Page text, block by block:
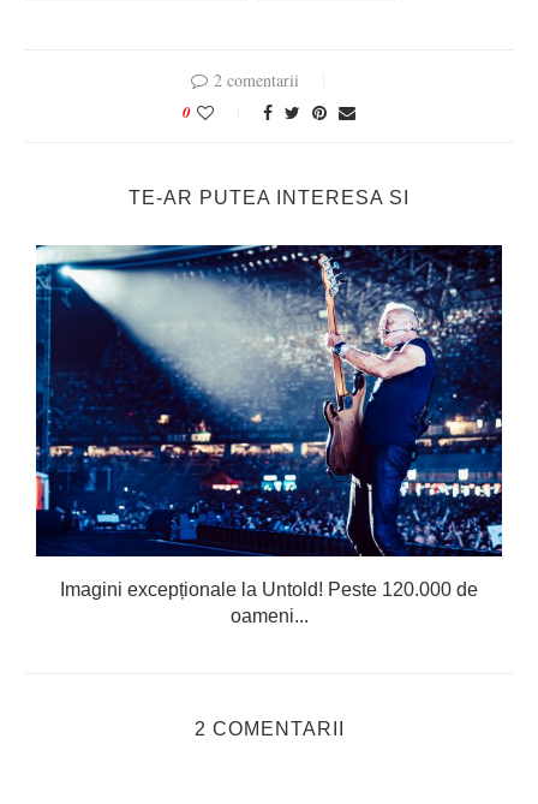
2 comentarii
0
TE-AR PUTEA INTERESA SI
Imagini excepționale la Untold! Peste 120.000 de
oameni...
2 COMENTARII